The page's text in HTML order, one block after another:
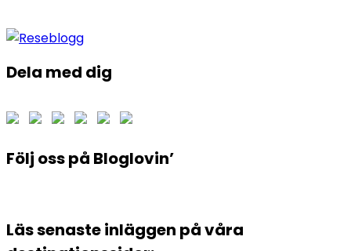
Dela med dig
Följ oss på Bloglovin’
Läs senaste inläggen på våra